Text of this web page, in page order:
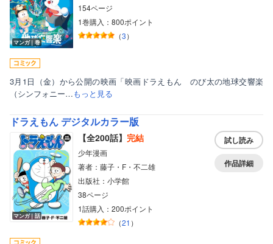
マンガ｜巻
154ページ
1巻購入：800ポイント
（3）
3月1日（金）から公開の映画「映画ドラえもん のび太の地球交響楽
（シンフォニー…もっと見る
ドラえもん デジタルカラー版
マンガ｜話
【全200話】 完結
少年漫画
著者：藤子・F・不二雄
出版社：小学館
38ページ
1話購入：200ポイント
（21 ）
試し読み
作品詳細